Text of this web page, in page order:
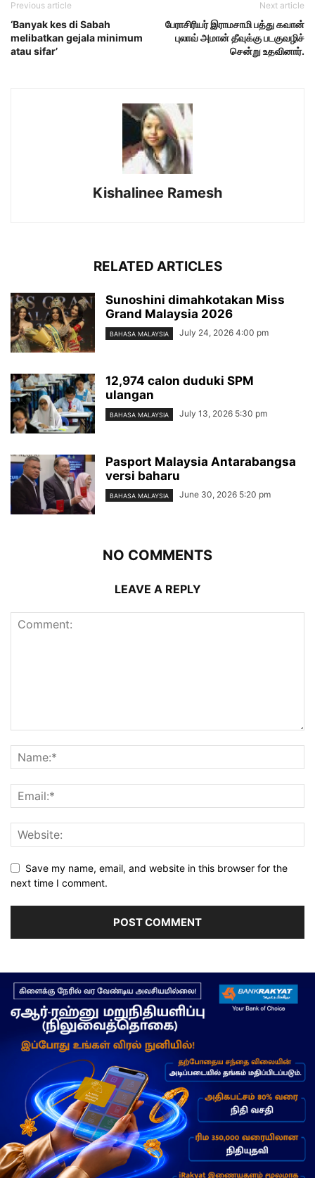
Previous article
‘Banyak kes di Sabah
melibatkan gejala minimum
atau sifar’
Next article
பேராசிரியர் இராமசாமி பத்து கவான்
புலாவ் அமான் தீவுக்கு படகுவழிச்
சென்று உதவினார்.
Kishalinee Ramesh
RELATED ARTICLES
Sunoshini dimahkotakan Miss
Grand Malaysia 2026
BAHASA MALAYSIA July 24, 2026 4:00 pm
12,974 calon duduki SPM
ulangan
BAHASA MALAYSIA July 13, 2026 5:30 pm
Pasport Malaysia Antarabangsa
versi baharu
BAHASA MALAYSIA June 30, 2026 5:20 pm
NO COMMENTS
LEAVE A REPLY
Save my name, email, and website in this browser for the
next time I comment.